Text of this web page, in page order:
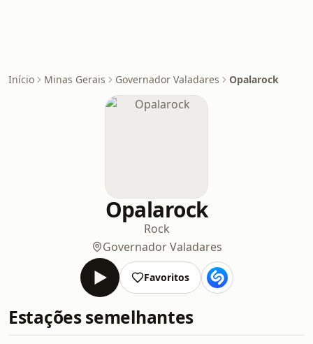
Início Minas Gerais Governador Valadares Opalarock
Opalarock
Rock
Governador Valadares
Favoritos
Estações semelhantes